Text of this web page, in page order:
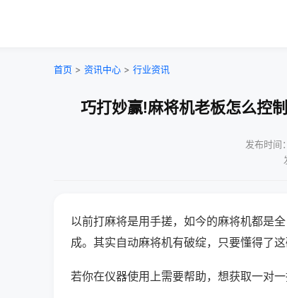
首页 > 资讯中心 > 行业资讯
巧打妙赢!麻将机老板怎么控
发布时间
以前打麻将是用手搓，如今的麻将机都是
成。其实自动麻将机有破绽，只要懂得了
若你在仪器使用上需要帮助，想获取一对